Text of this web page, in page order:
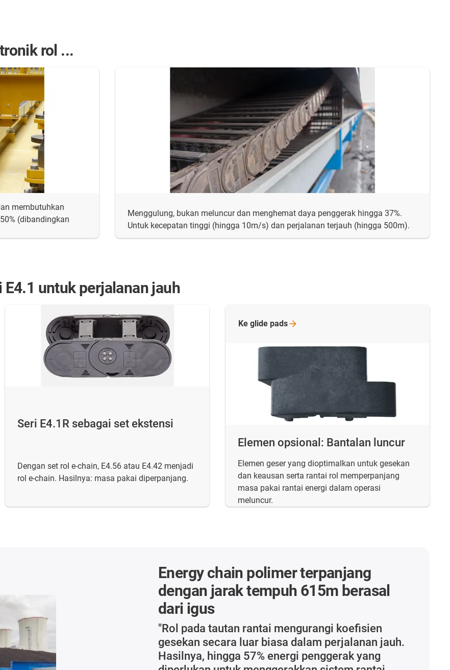
rol ...
membutuhkan
(dibandingkan
Menggulung, bukan meluncur dan menghemat daya penggerak hingga 37%.
Untuk kecepatan tinggi (hingga 10m/s) dan perjalanan terjauh (hingga 500m).
untuk perjalanan jauh
Seri E4.1R sebagai set ekstensi
Dengan set rol e-chain, E4.56 atau E4.42 menjadi
rol e-chain. Hasilnya: masa pakai diperpanjang.
Elemen opsional: Bantalan luncur
Elemen geser yang dioptimalkan untuk gesekan
dan keausan serta rantai rol memperpanjang
masa pakai rantai energi dalam operasi
meluncur.
Ke glide pads
Energy chain polimer terpanjang
dengan jarak tempuh 615m berasal
dari igus
"Rol pada tautan rantai mengurangi koefisien
gesekan secara luar biasa dalam perjalanan jauh.
Hasilnya, hingga 57% energi penggerak yang